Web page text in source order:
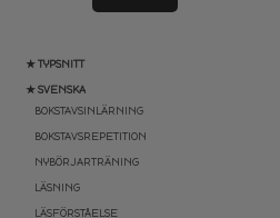
★ TYPSNITT
★ SVENSKA
BOKSTAVSINLÄRNING
BOKSTAVSREPETITION
NYBÖRJARTRÄNING
LÄSNING
LÄSFÖRSTÅELSE